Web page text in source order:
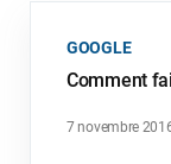
GOOGLE
Comment
7 novembre